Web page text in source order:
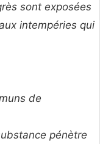
sont exposées
intempéries qui
de
pénètre